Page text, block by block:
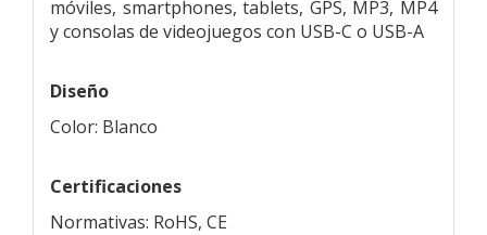
móviles, smartphones, tablets, GPS, MP3, MP4
y consolas de videojuegos con USB-C o USB-A
Diseño
Color: Blanco
Certificaciones
Normativas: RoHS, CE